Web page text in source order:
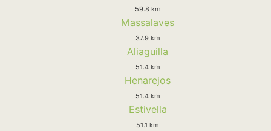
59.8 km
Massalaves
37.9 km
Aliaguilla
51.4 km
Henarejos
51.4 km
Estivella
51.1 km